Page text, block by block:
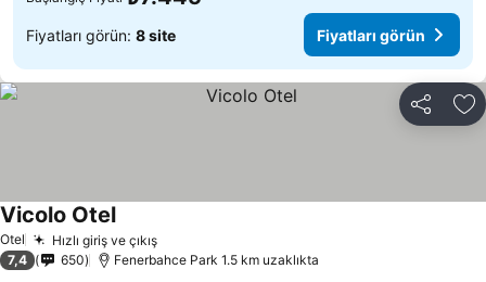
Fiyatları görün: 8 site Fiyatları görün
Paylaş
Otel Hızlı giriş ve çıkış
Vicolo Otel
7,4 650 Fenerbahce Park 1.5 km uzaklıkta